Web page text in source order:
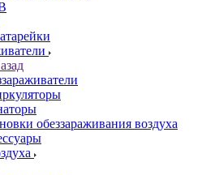
обеззараживания воздуха